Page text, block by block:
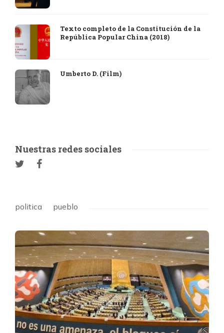
Texto completo de la Constitución de la
República Popular China (2018)
Umberto D. (Film)
Nuestras redes sociales
politica pueblo